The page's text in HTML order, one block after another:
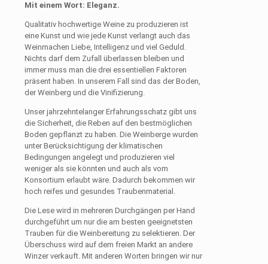
Mit einem Wort: Eleganz.
Qualitativ hochwertige Weine zu produzieren ist
eine Kunst und wie jede Kunst verlangt auch das
Weinmachen Liebe, Intelligenz und viel Geduld.
Nichts darf dem Zufall überlassen bleiben und
immer muss man die drei essentiellen Faktoren
präsent haben. In unserem Fall sind das der Boden,
der Weinberg und die Vinifizierung.
Unser jahrzehntelanger Erfahrungsschatz gibt uns
die Sicherheit, die Reben auf den bestmöglichen
Boden gepflanzt zu haben. Die Weinberge wurden
unter Berücksichtigung der klimatischen
Bedingungen angelegt und produzieren viel
weniger als sie könnten und auch als vom
Konsortium erlaubt wäre. Dadurch bekommen wir
hoch reifes und gesundes Traubenmaterial.
Die Lese wird in mehreren Durchgängen per Hand
durchgeführt um nur die am besten geeignetsten
Trauben für die Weinbereitung zu selektieren. Der
Überschuss wird auf dem freien Markt an andere
Winzer verkauft. Mit anderen Worten bringen wir nur